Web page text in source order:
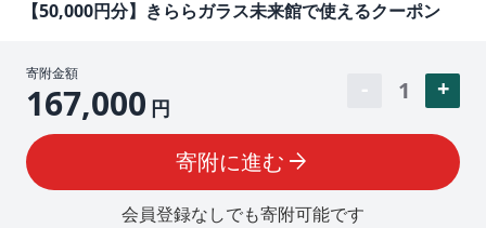
【50,000円分】きららガラス未来館で使えるクーポン
寄附金額
167,000 円
1
寄附に進む arrow_forward
会員登録なしでも寄附可能です